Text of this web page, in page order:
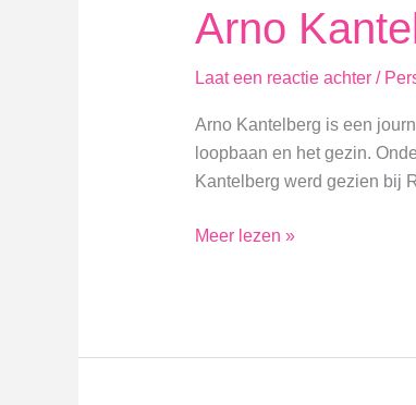
Arno
Laat een reactie achter /
Arno Kantelberg is een
loopbaan en het gezin.
Kantelberg werd gezien bij
Arno
Meer lezen »